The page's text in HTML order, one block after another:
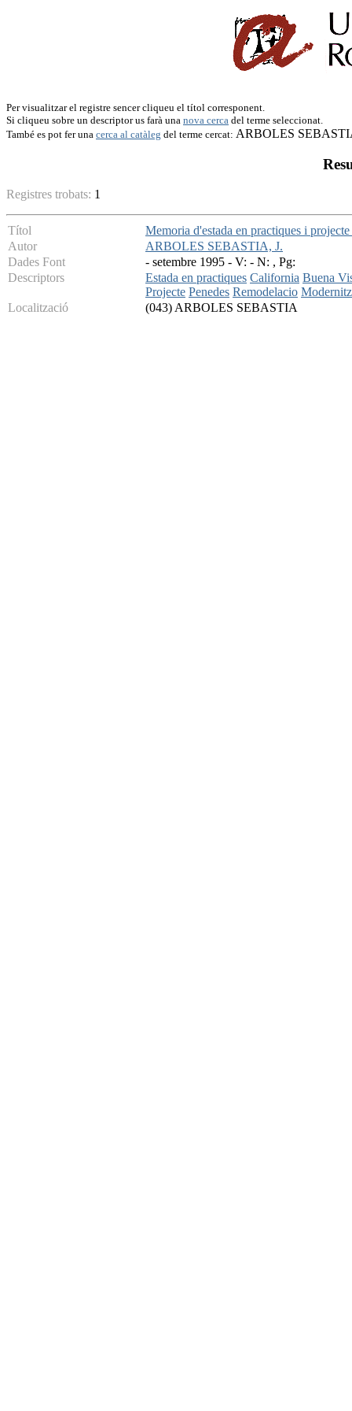
Per visualitzar el registre sencer cliqueu el títol corresponent.
Si cliqueu sobre un descriptor us farà una nova cerca del terme seleccionat.
També es pot fer una cerca al catàleg del terme cercat: ARBOLES
Registres trobats: 1
Títol
Memoria d'estada en practiques i
Autor
ARBOLES SEBASTIA, J.
Dades Font
- setembre 1995 - V: - N: , Pg:
Descriptors
Estada en practiques California Buena
Projecte Penedes Remodelacio
Localització
(043) ARBOLES SEBASTIA